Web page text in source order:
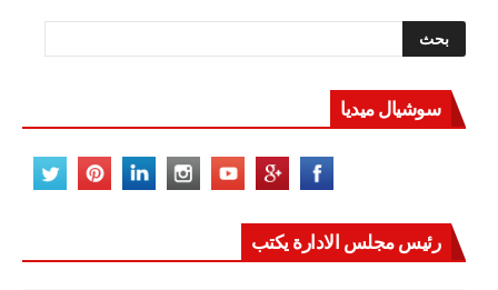
سوشيال ميديا
رئيس مجلس الادارة يكتب
مصر تعيد للعالم اتزانه